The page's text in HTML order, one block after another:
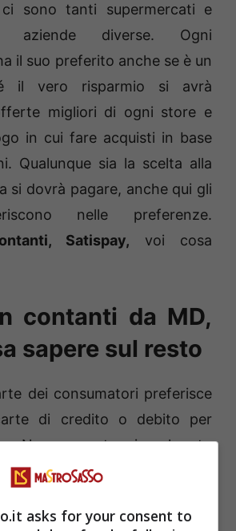
sono tanti supermercati e
aziende diverse. Ogni
il suo preferito anche se è un
il vero risparmio si avrà
migliori di ogni store e
in cui fare acquisti in base
Qualunque sia la scelta alla
si dovrà pagare, anche qui gli
nelle preferenze.
Satispay, voi cosa
contanti da MD,
sapere sul resto
dei consumatori preferisce
di credito o debito per
Nessun conteggio sul resto
veloce e pratico. Da
sicuro e indipendente.
asks for your consent to